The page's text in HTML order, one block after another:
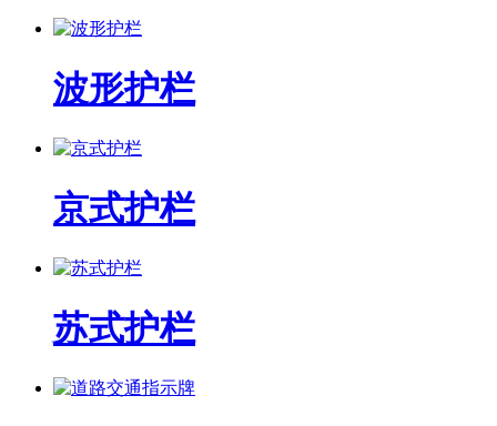
波形护栏
京式护栏
苏式护栏